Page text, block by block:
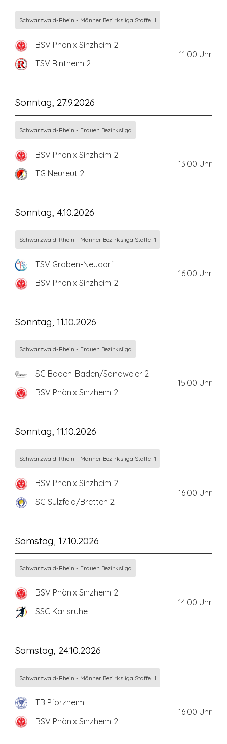
Schwarzwald-Rhein - Männer Bezirksliga Staffel 1
BSV Phönix Sinzheim 2
TSV Rintheim 2
11:00 Uhr
Sonntag, 27.9.2026
Schwarzwald-Rhein - Frauen Bezirksliga
BSV Phönix Sinzheim 2
TG Neureut 2
13:00 Uhr
Sonntag, 4.10.2026
Schwarzwald-Rhein - Männer Bezirksliga Staffel 1
TSV Graben-Neudorf
BSV Phönix Sinzheim 2
16:00 Uhr
Sonntag, 11.10.2026
Schwarzwald-Rhein - Frauen Bezirksliga
SG Baden-Baden/Sandweier 2
BSV Phönix Sinzheim 2
15:00 Uhr
Sonntag, 11.10.2026
Schwarzwald-Rhein - Männer Bezirksliga Staffel 1
BSV Phönix Sinzheim 2
SG Sulzfeld/Bretten 2
16:00 Uhr
Samstag, 17.10.2026
Schwarzwald-Rhein - Frauen Bezirksliga
BSV Phönix Sinzheim 2
SSC Karlsruhe
14:00 Uhr
Samstag, 24.10.2026
Schwarzwald-Rhein - Männer Bezirksliga Staffel 1
TB Pforzheim
BSV Phönix Sinzheim 2
16:00 Uhr